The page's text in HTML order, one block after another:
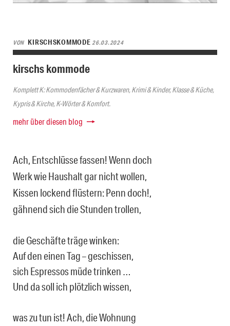
VON KIRSCHSKOMMODE26.03.2024
kirschs kommode
Komplett K: Kommodenfächer & Kurzwaren, Krimi & Kinder, Klasse & Küche,
Kypris & Kirche, K-Wörter & Komfort.
mehr über diesen blog
Ach, Entschlüsse fassen! Wenn doch
Werk wie Haushalt gar nicht wollen,
Kissen lockend flüstern: Penn doch!,
gähnend sich die Stunden trollen,
die Geschäfte träge winken:
Auf den einen Tag – geschissen,
sich Espressos müde trinken …
Und da soll ich plötzlich wissen,
was zu tun ist! Ach, die Wohnung